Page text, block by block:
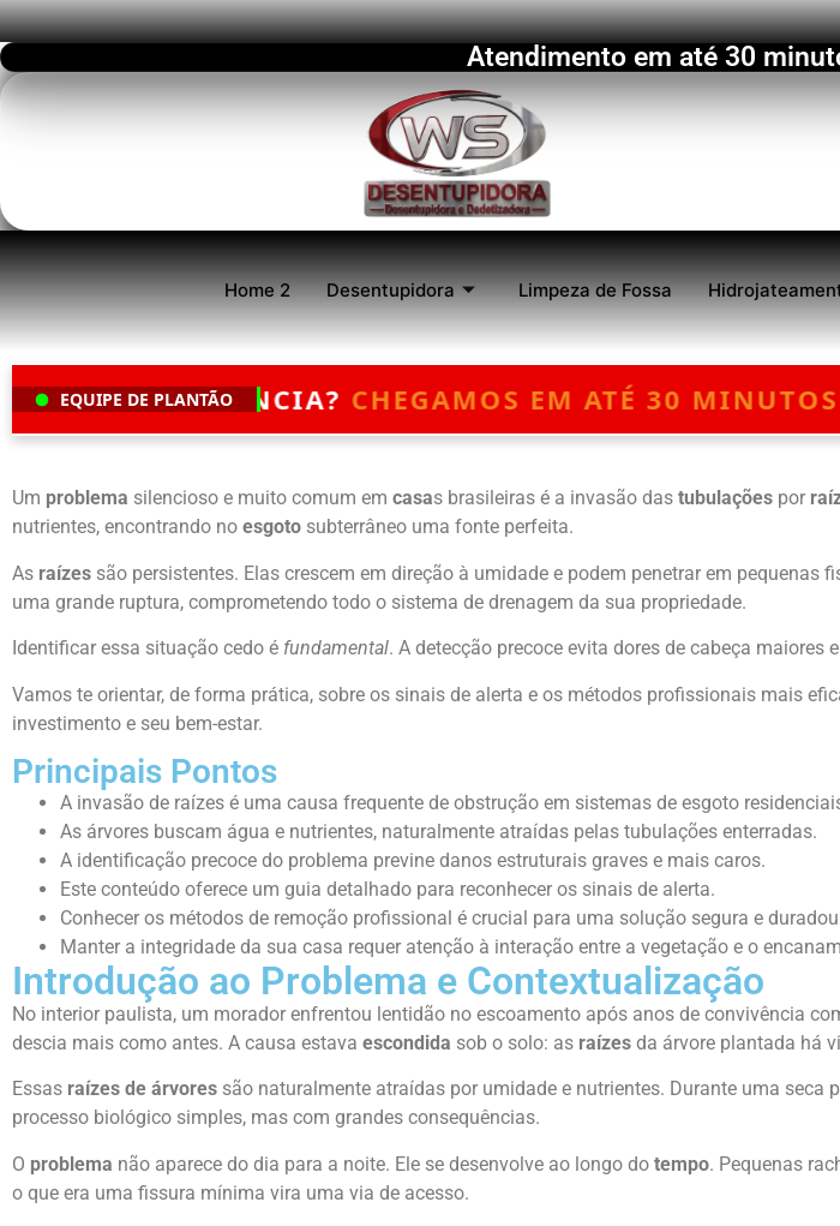
Atendimento em até 30
Home 2 Desentupidora Limpeza de Fossa
EQUIPE DE PLANTÃO
CHEGAMOS EM ATÉ 30 MINUTOS— ATENDIMENTO
Um problema silencioso e muito comum em casas brasileiras é a invasão das tubulações por
nutrientes, encontrando no esgoto subterrâneo uma fonte perfeita.
As raízes são persistentes. Elas crescem em direção à umidade e podem penetrar em
uma grande ruptura, comprometendo todo o sistema de drenagem da sua propriedade.
Identificar essa situação cedo é fundamental. A detecção precoce evita dores de cabeça
Vamos te orientar, de forma prática, sobre os sinais de alerta e os métodos profissionais mais
investimento e seu bem-estar.
Principais Pontos
A invasão de raízes é uma causa frequente de obstrução em sistemas de esgoto
As árvores buscam água e nutrientes, naturalmente atraídas pelas tubulações enterradas.
A identificação precoce do problema previne danos estruturais graves e mais caros.
Este conteúdo oferece um guia detalhado para reconhecer os sinais de alerta.
Conhecer os métodos de remoção profissional é crucial para uma solução segura e
Manter a integridade da sua casa requer atenção à interação entre a vegetação e o
Introdução ao Problema e Contextualização
No interior paulista, um morador enfrentou lentidão no escoamento após anos de convivência
descia mais como antes. A causa estava escondida sob o solo: as raízes da árvore plantada há
Essas raízes de árvores são naturalmente atraídas por umidade e nutrientes. Durante uma seca
processo biológico simples, mas com grandes consequências.
O problema não aparece do dia para a noite. Ele se desenvolve ao longo do tempo. Pequenas
o que era uma fissura mínima vira uma via de acesso.